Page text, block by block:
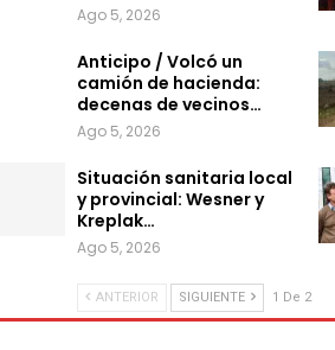
Ago 5, 2026
Anticipo / Volcó un
camión de hacienda:
decenas de vecinos…
Ago 5, 2026
Situación sanitaria local
y provincial: Wesner y
Kreplak…
Ago 5, 2026
ANTERIOR SIGUIENTE 1 De 2